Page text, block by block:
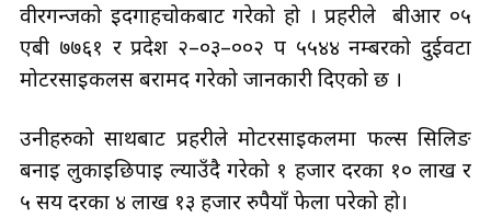
वीरगन्जको इदगाहचोकबाट गरेको हो । प्रहरीले बीआर ०५
एबी ७७६१ र प्रदेश २–०३–००२ प ५५४४ नम्बरको दुईवटा
मोटरसाइकलस बरामद गरेको जानकारी दिएको छ ।
उनीहरुको साथबाट प्रहरीले मोटरसाइकलमा फल्स सिलिङ
बनाइ लुकाइछिपाइ ल्याउँदै गरेको १ हजार दरका १० लाख र
५ सय दरका ४ लाख १३ हजार रुपैयाँ फेला परेको हो।